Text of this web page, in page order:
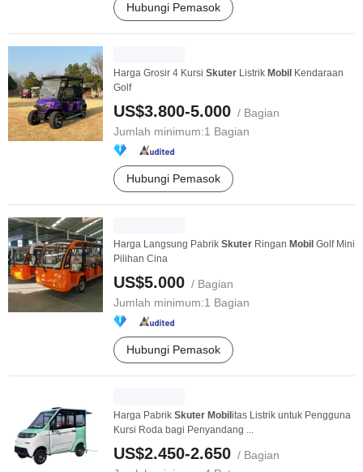
Hubungi Pemasok
Harga Grosir 4 Kursi Skuter Listrik Mobil Kendaraan
Golf
US$3.800-5.000 / Bagian
Jumlah minimum:1 Bagian
Hubungi Pemasok
Harga Langsung Pabrik Skuter Ringan Mobil Golf Mini
Pilihan Cina
US$5.000 / Bagian
Jumlah minimum:1 Bagian
Hubungi Pemasok
Harga Pabrik Skuter Mobil itas Listrik untuk Pengguna
Kursi Roda bagi Penyandang ...
US$2.450-2.650 / Bagian